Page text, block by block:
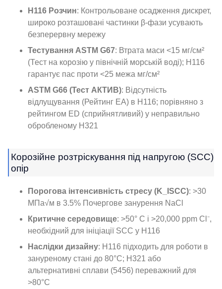
H116 Розчин: Контрольоване осадження дискрет,
широко розташовані частинки β-фази усувають
безперервну мережу
Тестування ASTM G67: Втрата маси <15 мг/см²
(Тест на корозію у північній морській воді); H116
гарантує пас проти <25 межа мг/см²
ASTM G66 (Тест АКТИВ): Відсутність
відлущування (Рейтинг EA) в H116; порівняно з
рейтингом ED (сприйнятливий) у неправильно
обробленому H321
Корозійне розтріскування під напругою (SCC)
опір
Порогова інтенсивність стресу (K_ISCC): >30
МПа√м в 3.5% Почергове занурення NaCl
Критичне середовище: >50° C і >20,000 ppm Cl⁻,
необхідний для ініціації SCC у H116
Наслідки дизайну: H116 підходить для роботи в
зануреному стані до 80°C; H321 або
альтернативні сплави (5456) переважний для
>80°C